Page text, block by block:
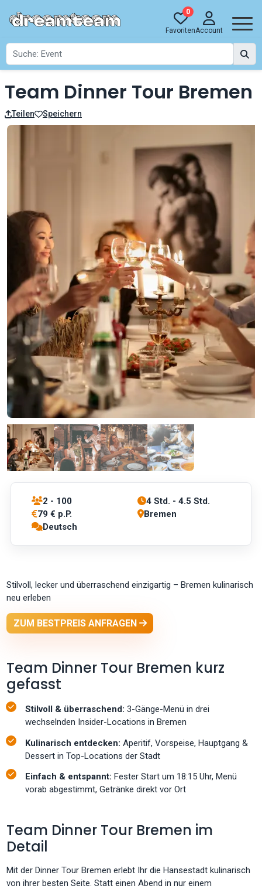
0
FavoritenAccount
Team Dinner Tour Bremen
Teilen Speichern
2 - 100
4 Std. - 4.5 Std.
79 € p.P.
Bremen
Deutsch
Stilvoll, lecker und überraschend einzigartig – Bremen kulinarisch
neu erleben
ZUM BESTPREIS ANFRAGEN
Team Dinner Tour Bremen kurz
gefasst
Stilvoll & überraschend: 3-Gänge-Menü in drei
wechselnden Insider-Locations in Bremen
Kulinarisch entdecken:Aperitif, Vorspeise, Hauptgang &
Dessert in Top-Locations der Stadt
Einfach & entspannt: Fester Start um 18:15 Uhr, Menü
vorab abgestimmt, Getränke direkt vor Ort
Team Dinner Tour Bremen im
Detail
Mit der Dinner Tour Bremen erlebt Ihr die Hansestadt kulinarisch
von ihrer besten Seite. Statt einen Abend in nur einem